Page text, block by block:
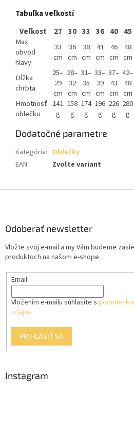
Tabuľka veľkostí
Veľkosť
27 30 33 36 40 45
Max.
obvod
hlavy
33
cm
36
cm
38
cm
41
cm
46
cm
48
cm
Dĺžka
chrbta
25–
29
cm
28–
32
cm
31–
35
cm
33–
39
cm
37–
43
cm
42–
48
cm
Hmotnosť
oblečku
141
g
158
g
174
g
196
g
226
g
280
g
Dodatočné parametre
Kategória: Oblečky
EAN: Zvoľte variant
Odoberať newsletter
Vložte svoj e-mail a my Vám budeme
produktoch na našom e-shope.
Email
Vložením e-mailu súhlasíte s
údajov
PRIHLÁSIŤ SA
Instagram